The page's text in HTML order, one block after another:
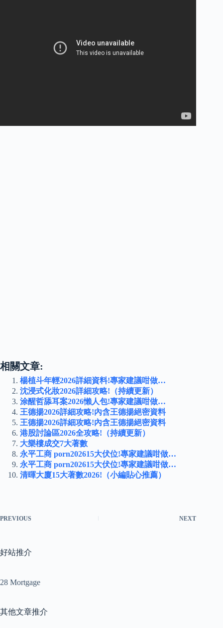
相關文章:
楊植斗年輕2026詳細資料!專家建議咁做…
沈浸式化妝2026詳細攻略!（持續更新）
涂醒哲舔耳案2026懶人包!專家建議咁做…
王德揚2026詳細攻略!內含王德揚絕密資料
王德揚2026詳細攻略!內含王德揚絕密資料
港股討論區2026全攻略!（持續更新）
大樂樓成交7大著數
永平工商 porn202615大伏位!專家建議咁做…
永平工商 porn202615大伏位!專家建議咁做…
清暉大廈15大著數2026!（小編貼心推薦）
PREVIOUS NEXT
好站推介
28 Mortgage
其他文章推介